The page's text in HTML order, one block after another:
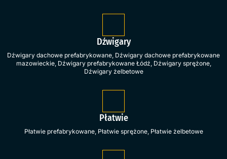
Dźwigary
Dźwigary dachowe prefabrykowane, Dźwigary dachowe prefabrykowane
mazowieckie, Dźwigary prefabrykowane Łódź, Dźwigary sprężone,
Dźwigary żelbetowe
Płatwie
Płatwie prefabrykowane, Płatwie sprężone, Płatwie żelbetowe